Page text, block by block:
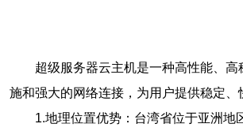
超级服务器云主机是一种高性能、
施和强大的网络连接，为用户提供稳定、
1.地理位置优势：台湾省位于亚洲地